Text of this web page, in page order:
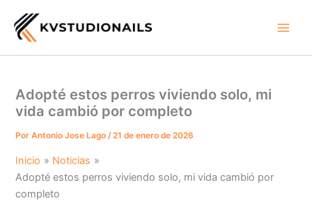
contenido
Adopté estos perros viviendo solo, mi
vida cambió por completo
PorAntonio Jose Lago /21 de enero de 2026
Inicio
Noticias
Adopté estos perros viviendo solo, mi vida cambió por
completo